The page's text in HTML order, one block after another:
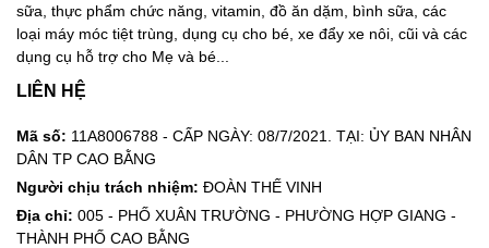
sữa, thực phẩm chức năng, vitamin, đồ ăn dặm, bình sữa, các
loại máy móc tiệt trùng, dụng cụ cho bé, xe đẩy xe nôi, cũi và các
dụng cụ hỗ trợ cho Mẹ và bé...
LIÊN HỆ
Mã số: 11A8006788 - CẤP NGÀY: 08/7/2021. TẠI: ỦY BAN NHÂN
DÂN TP CAO BẰNG
Người chịu trách nhiệm: ĐOÀN THẾ VINH
Địa chỉ: 005 - PHỐ XUÂN TRƯỜNG - PHƯỜNG HỢP GIANG -
THÀNH PHỐ CAO BẰNG